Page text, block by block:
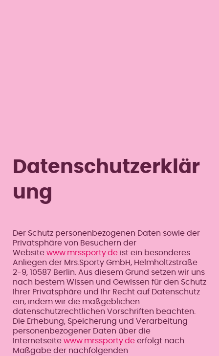
Datenschutzerklär
ung
Der Schutz personenbezogenen Daten sowie der
Privatsphäre von Besuchern der
Website www.mrssporty.deist ein besonderes
Anliegen der Mrs.Sporty GmbH, Helmholtzstraße
2-9, 10587 Berlin. Aus diesem Grund setzen wir uns
nach bestem Wissen und Gewissen für den Schutz
Ihrer Privatsphäre und Ihr Recht auf Datenschutz
ein, indem wir die maßgeblichen
datenschutzrechtlichen Vorschriften beachten.
Die Erhebung, Speicherung und Verarbeitung
personenbezogener Daten über die
Internetseite www.mrssporty.deerfolgt nach
Maßgabe der nachfolgenden